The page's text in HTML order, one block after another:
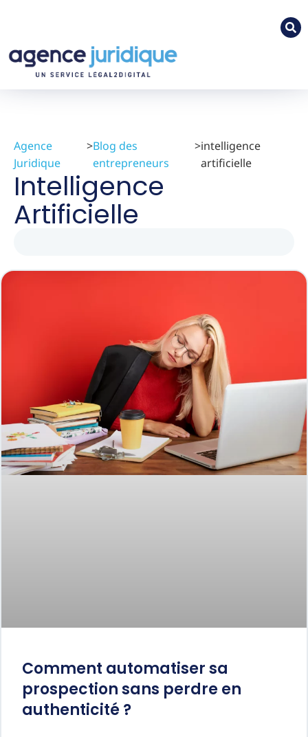
Agence
Juridique
>Blog des
entrepreneurs
>intelligence
artificielle
Intelligence
Artificielle
Comment automatiser sa
prospection sans perdre en
authenticité ?